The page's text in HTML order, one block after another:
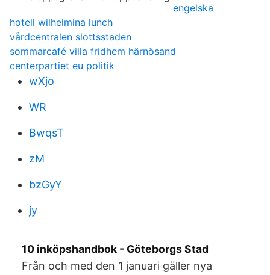
engelska
hotell wilhelmina lunch
vårdcentralen slottsstaden
sommarcafé villa fridhem härnösand
centerpartiet eu politik
wXjo
WR
BwqsT
zM
bzGyY
jy
10 inköpshandbok - Göteborgs Stad
Från och med den 1 januari gäller nya